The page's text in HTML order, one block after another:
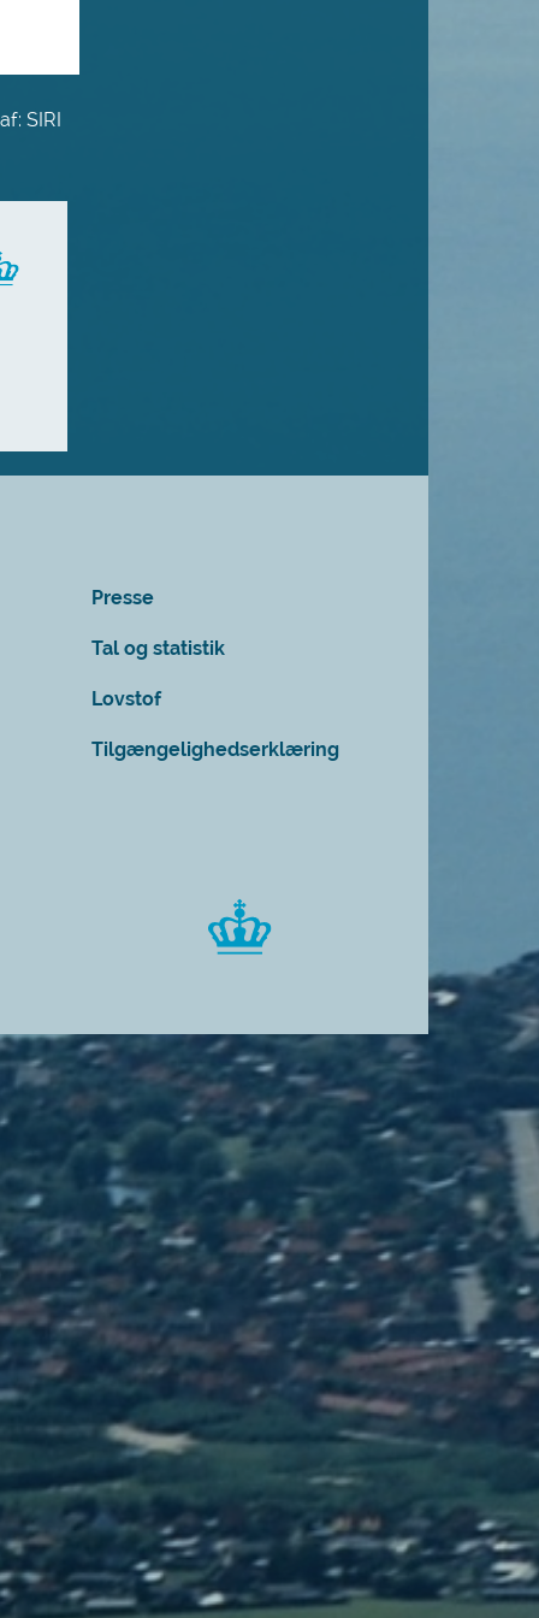
SIRI
Presse
Tal og statistik
Lovstof
Tilgængelighedserklæring